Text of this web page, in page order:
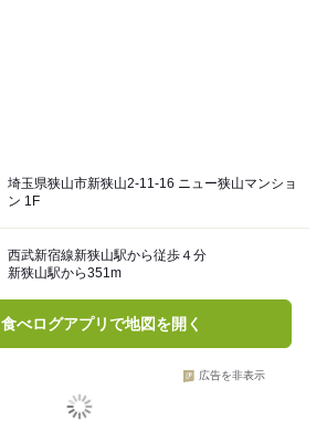
埼玉県狭山市新狭山2-11-16 ニュー狭山マンショ
ン 1F
西武新宿線新狭山駅から従歩４分
新狭山駅から351m
食べログアプリで地図を開く
広告を非表示